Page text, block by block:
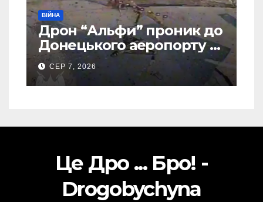
ВІЙНА
Дрон “Альфи” проник до
Донецького аеропорту та
спалив “Шахед” ще до
запуску
СЕР 7, 2026
Це Дро ... Бро! -
Drogobychyna